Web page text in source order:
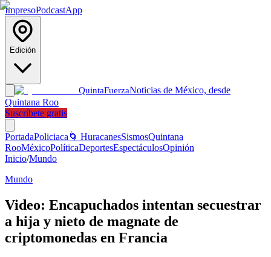
ImpresoPodcastApp
Edición
QuintaFuerzaNoticias de México, desde
Quintana Roo
Suscríbete gratis
PortadaPoliciaca 🌀 HuracanesSismosQuintana
RooMéxicoPolíticaDeportesEspectáculosOpinión
Inicio/Mundo
Mundo
Video: Encapuchados intentan secuestrar
a hija y nieto de magnate de
criptomonedas en Francia